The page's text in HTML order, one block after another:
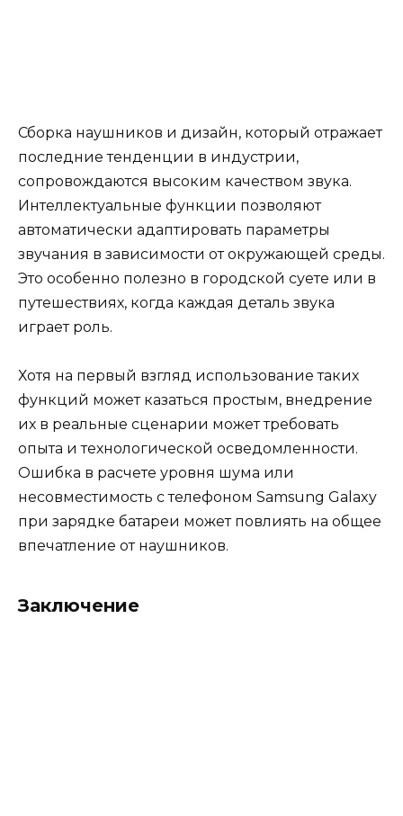
Сборка наушников и дизайн, который отражает
последние тенденции в индустрии,
сопровождаются высоким качеством звука.
Интеллектуальные функции позволяют
автоматически адаптировать параметры
звучания в зависимости от окружающей среды.
Это особенно полезно в городской суете или в
путешествиях, когда каждая деталь звука
играет роль.
Хотя на первый взгляд использование таких
функций может казаться простым, внедрение
их в реальные сценарии может требовать
опыта и технологической осведомленности.
Ошибка в расчете уровня шума или
несовместимость с телефоном Samsung Galaxy
при зарядке батареи может повлиять на общее
впечатление от наушников.
Заключение